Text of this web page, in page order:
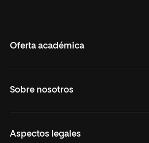
Oferta académica
Maestrías
Educación Continua
Sobre nosotros
Trabaja en UNIR
Aspectos legales